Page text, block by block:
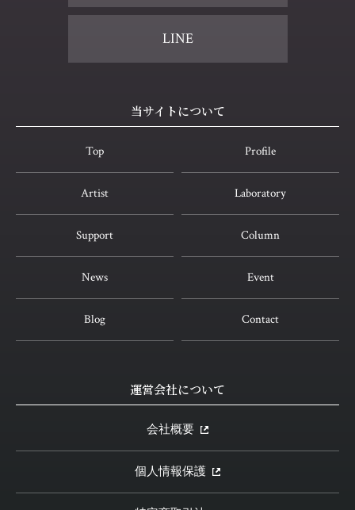
LINE
当サイトについて
Top Profile
Artist Laboratory
Support Column
News Event
Blog Contact
運営会社について
会社概要
個人情報保護